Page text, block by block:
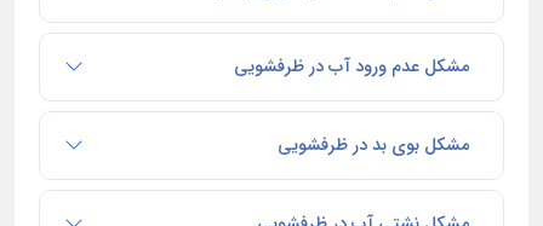
مشکل عدم ورود آب در ظرفشویی
مشکل بوی بد در ظرفشویی